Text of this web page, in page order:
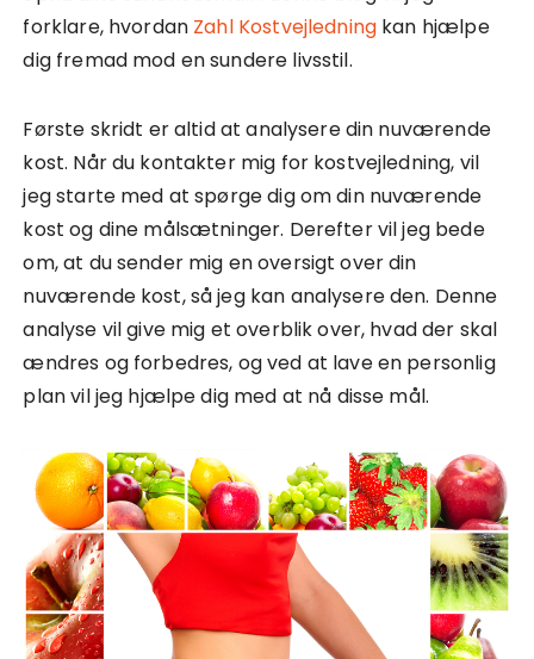
forklare, hvordan Zahl Kostvejledning kan hjælpe
dig fremad mod en sundere livsstil.
Første skridt er altid at analysere din nuværende
kost. Når du kontakter mig for kostvejledning, vil
jeg starte med at spørge dig om din nuværende
kost og dine målsætninger. Derefter vil jeg bede
om, at du sender mig en oversigt over din
nuværende kost, så jeg kan analysere den. Denne
analyse vil give mig et overblik over, hvad der skal
ændres og forbedres, og ved at lave en personlig
plan vil jeg hjælpe dig med at nå disse mål.